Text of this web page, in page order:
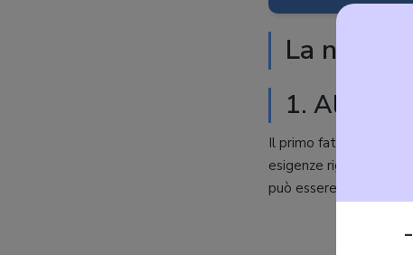
La nostra
1.
Il primo fattore da
esigenze riguarda il
può essere sia